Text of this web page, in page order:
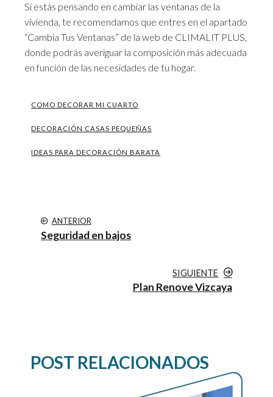
Si estás pensando en cambiar las ventanas de la
vivienda, te recomendamos que entres en el apartado
“Cambia Tus Ventanas” de la web de CLIMALIT PLUS,
donde podrás averiguar la composición más adecuada
en función de las necesidades de tu hogar.
COMO DECORAR MI CUARTO
DECORACIÓN CASAS PEQUEÑAS
IDEAS PARA DECORACIÓN BARATA
ANTERIOR
Seguridad en bajos
SIGUIENTE
Plan Renove Vizcaya
POST RELACIONADOS